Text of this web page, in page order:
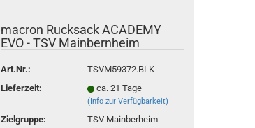
macron Rucksack ACADEMY
EVO - TSV Mainbernheim
Art.Nr.:
TSVM59372.BLK
Lieferzeit:
ca. 21 Tage
(Info zur Verfügbarkeit)
Zielgruppe:
TSV Mainberheim